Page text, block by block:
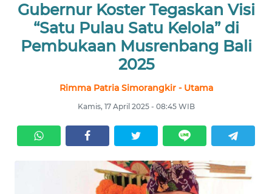
Gubernur Koster Tegaskan Visi
“Satu Pulau Satu Kelola” di
Pembukaan Musrenbang Bali
2025
Rimma Patria Simorangkir - Utama
Kamis, 17 April 2025 - 08:45 WIB
UTAMA
NUSANTARA
SERBI